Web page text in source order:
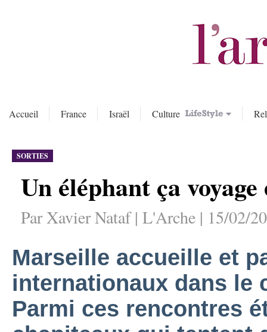
Accueil France Israël Culture
SORTIES
Un éléphant ça
Par Xavier Nataf | L'Arche | 15/02/
Marseille accueille et
internationaux dans le
Parmi ces rencontres